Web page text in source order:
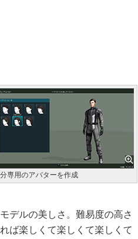
専用のアバターを作成
デルの美しさ。難易度の高さ
ば楽しくて楽しくて楽しくて